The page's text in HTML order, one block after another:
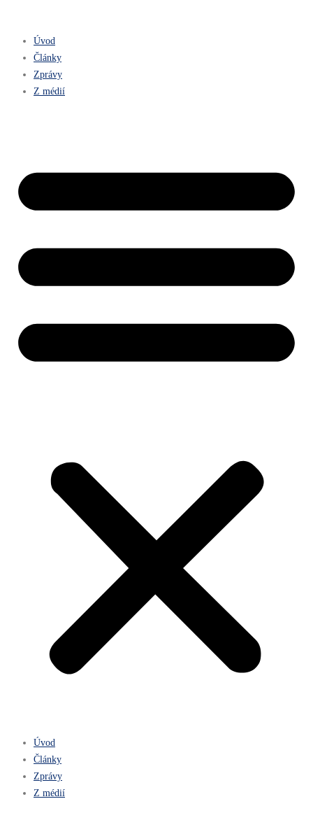
Úvod
Články
Zprávy
Z médií
Úvod
Články
Zprávy
Z médií